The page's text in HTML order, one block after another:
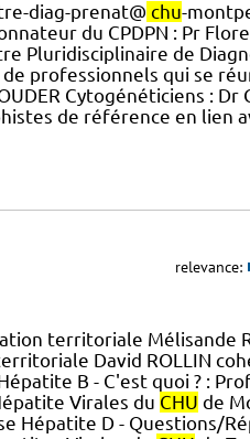
diag-prenat@ chu-
du CPDPN : Pr
Pluridisciplinaire de
professionnels qui se
Cytogénéticiens : Dr
de référence en lien
relevance:
territoriale Mélisande
David ROLLIN
B - C'est quoi ? :
Virales du CHU de
Hépatite D - Questions/